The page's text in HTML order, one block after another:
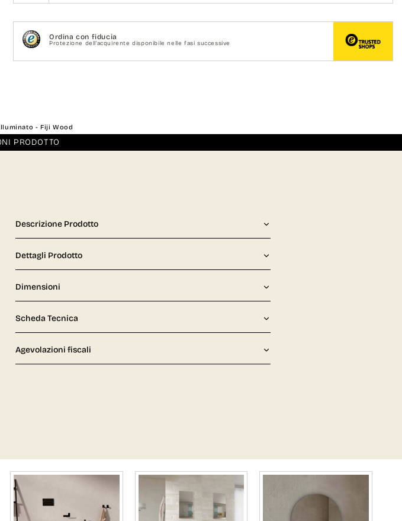
Ordina con fiducia
Protezione dell'acquirente disponibile nelle fasi successive
- Fiji Wood
PRODOTTO
Descrizione Prodotto
Dettagli Prodotto
Dimensioni
Scheda Tecnica
Agevolazioni fiscali